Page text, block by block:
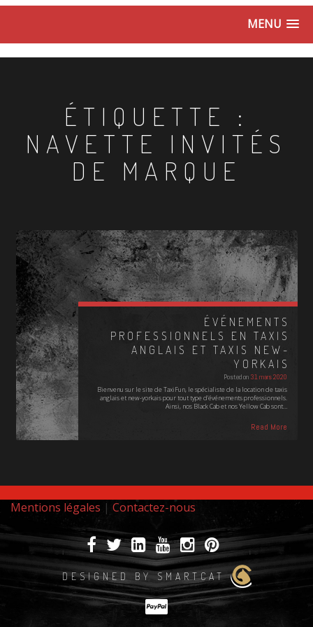
MENU
ÉTIQUETTE :
NAVETTE INVITÉS
DE MARQUE
ÉVÉNEMENTS
PROFESSIONNELS EN TAXIS
ANGLAIS ET TAXIS NEW-
YORKAIS
Posted on 31 mars 2020
Bienvenu sur le site de TaxiFun, le spécialiste de la location de taxis
anglais et new-yorkais pour tout type d'événements professionnels.
Ainsi, nos Black Cab et nos Yellow Cab sont…
Read More
Mentions légales | Contactez-nous
DESIGNED BY SMARTCAT